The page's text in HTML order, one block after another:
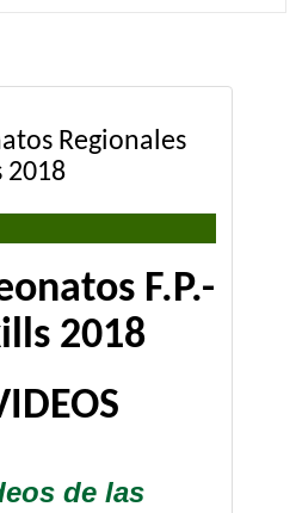
Regionales
2018
F.P.-
2018
de las